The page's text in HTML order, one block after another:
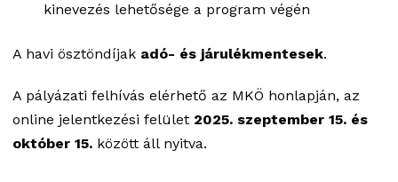
kinevezés lehetősége a program végén
A havi ösztöndíjak adó- és járulékmentesek.
A pályázati felhívás elérhető az MKÖ honlapján, az
online jelentkezési felület 2025. szeptember 15. és
október 15. között áll nyitva.